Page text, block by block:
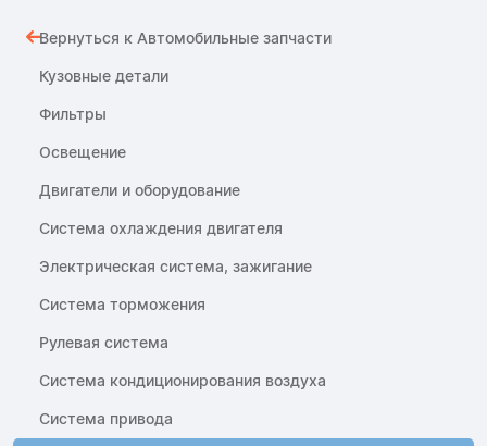
Вернуться к Автомобильные запчасти
Кузовные детали
Фильтры
Освещение
Двигатели и оборудование
Система охлаждения двигателя
Электрическая система, зажигание
Система торможения
Рулевая система
Система кондиционирования воздуха
Система привода